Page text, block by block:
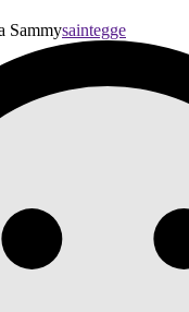
Sammysaintegge